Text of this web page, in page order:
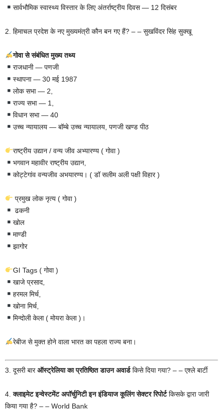
सार्वभौमिक स्वास्थ्य विस्तार के लिए अंतर्राष्ट्रीय दिवस — 12 दिसंबर
2. हिमाचल प्रदेश के नए मुख्यमंत्री कौन बन गए हैं? – – सुखविंदर सिंह सुक्खू
गोवा से संबंधित मुख्य तथ्य
राजधानी — पणजी
स्थापना — 30 मई 1987
लोक सभा — 2,
राज्य सभा — 1,
विधान सभा — 40
उच्च न्यायालय — बॉम्बे उच्च न्यायालय, पणजी खण्ड पीठ
राष्ट्रीय उद्यान / वन्य जीव अभ्यारण्य ( गोवा )
भगवान महावीर राष्ट्रीय उद्यान,
कोट्टेगांव वन्यजीव अभयारण्य। ( डॉ सलीम अली पक्षी विहार )
प्रमुख लोक नृत्य ( गोवा )
ढकनी
खोल
माण्डी
झागोर
GI Tags ( गोवा )
खाजे प्रसाद,
हरमल मिर्च,
खोना मिर्च,
मिन्दोली केला ( मोयरा केला )।
रेबीज से मुक्त होने वाला भारत का पहला राज्य बना।
3. दूसरी बारऑस्ट्रेलिया का प्रतिष्ठित डाउन अवार्डकिसे दिया गया? – – एश्ले बार्टी
4.क्लाइमेट इन्वेस्टमेंट अपॉर्चुनिटी इन इंडियाज कूलिंग सेक्टर रिपोर्टकिसके द्वारा जारी
किया गया है? – – World Bank